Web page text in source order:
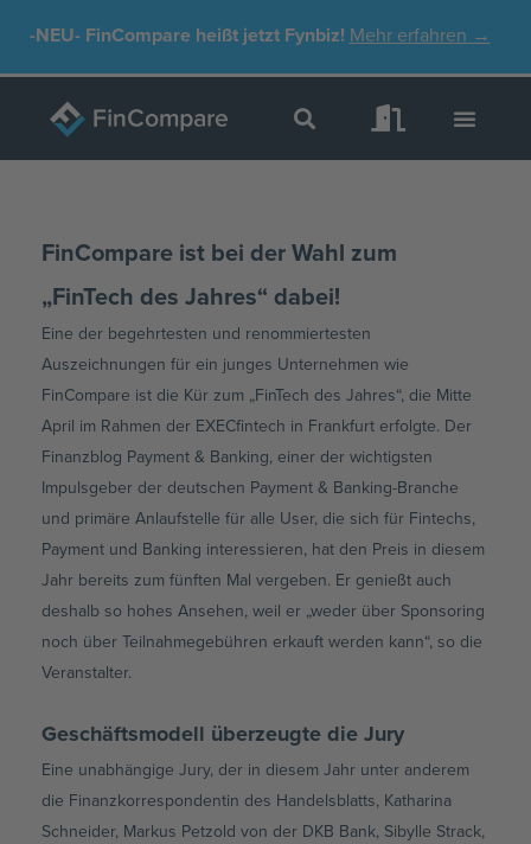
-NEU-FinCompare heißt jetzt Fynbiz! Mehr erfahren →
FinCompare ist bei der Wahl zum
„FinTech des Jahres“ dabei!
Eine der begehrtesten und renommiertesten
Auszeichnungen für ein junges Unternehmen wie
FinCompare ist die Kür zum „FinTech des Jahres“, die Mitte
April im Rahmen der EXECfintech in Frankfurt erfolgte. Der
Finanzblog Payment & Banking, einer der wichtigsten
Impulsgeber der deutschen Payment & Banking-Branche
und primäre Anlaufstelle für alle User, die sich für Fintechs,
Payment und Banking interessieren, hat den Preis in diesem
Jahr bereits zum fünften Mal vergeben. Er genießt auch
deshalb so hohes Ansehen, weil er „weder über Sponsoring
noch über Teilnahmegebühren erkauft werden kann“, so die
Veranstalter.
Geschäftsmodell überzeugte die Jury
Eine unabhängige Jury, der in diesem Jahr unter anderem
die Finanzkorrespondentin des Handelsblatts, Katharina
Schneider, Markus Petzold von der DKB Bank, Sibylle Strack,